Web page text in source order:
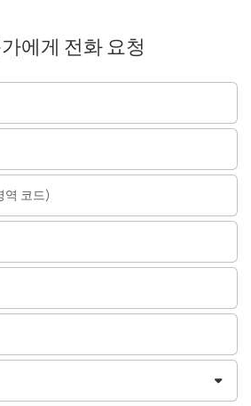
에게 전화 요청
코드)